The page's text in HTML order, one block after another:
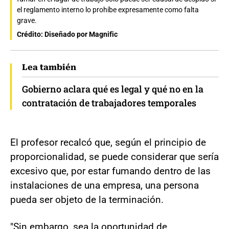
el reglamento interno lo prohíbe expresamente como falta
grave.
Crédito: Diseñado por Magnific
Lea también
Gobierno aclara qué es legal y qué no en la
contratación de trabajadores temporales
El profesor recalcó que, según el principio de
proporcionalidad, se puede considerar que sería
excesivo que, por estar fumando dentro de las
instalaciones de una empresa, una persona
pueda ser objeto de la terminación.
"Sin embargo, sea la oportunidad de